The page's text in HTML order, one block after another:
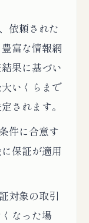
依頼された
富な情報網
果に基づい
いくらまで
されます。
件に合意す
保証が適用
対象の取引
なった場